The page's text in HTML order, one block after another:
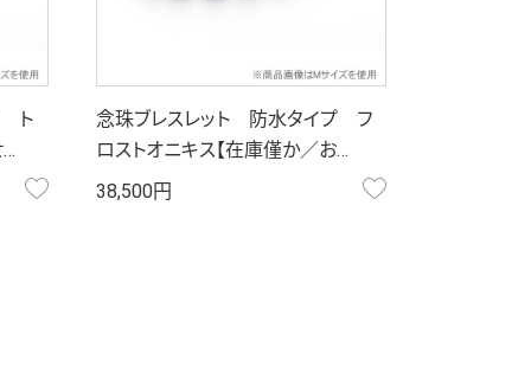
ト
…
お気に入り
念珠ブレスレット 防水タイプ フ
ロストオニキス【在庫僅か／お…
38,500円